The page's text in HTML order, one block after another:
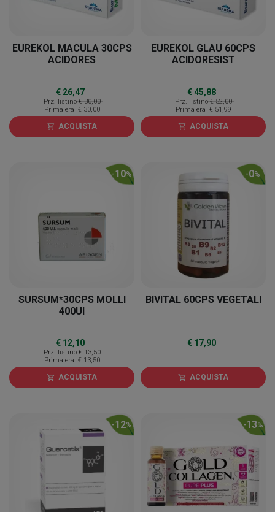
EUREKOL MACULA 30CPS
ACIDORES
€ 26,47
Prz. listino € 30,00
Prima era € 30,00
shopping_cart ACQUISTA
EUREKOL GLAU 60CPS
ACIDORESIST
€ 45,88
Prz. listino € 52,00
Prima era € 51,99
shopping_cart ACQUISTA
-10%
SURSUM*30CPS MOLLI
400UI
€ 12,10
Prz. listino € 13,50
Prima era € 13,50
shopping_cart ACQUISTA
-0%
BIVITAL 60CPS VEGETALI
€ 17,90
shopping_cart ACQUISTA
-12% -13%